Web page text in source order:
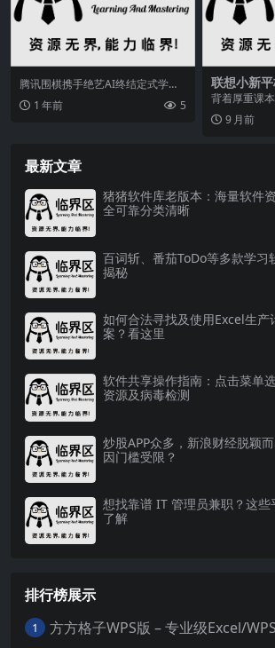
腾讯围棋携手绝艺AI终结定式学习
困局，通过海量棋谱分析和多维度
解析，帮助棋友摆脱...
1 年前 5
联想小新
能越级+全
理想之选
背着厚重课
馆，既要用
又想课后追剧
9 月前
最新文章
猪猪软件库老版本：海量软件
全可靠分类清晰
百词斩、番茄ToDo等多款学习
揭秘
如何合法寻找及使用Excel生产
案？看这里
软件共享操作指南：点击菜单
资源及病毒检测
炒股APP众多，新浪财经脱颖
因门槛受限？
想找靠谱 IT 管理员兼职？这
了解
排行榜展示
1